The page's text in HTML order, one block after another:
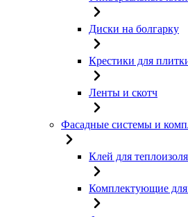
Диски на болгарку
Крестики для
Ленты и скотч
Фасадные системы и
Клей для
Комплектующие